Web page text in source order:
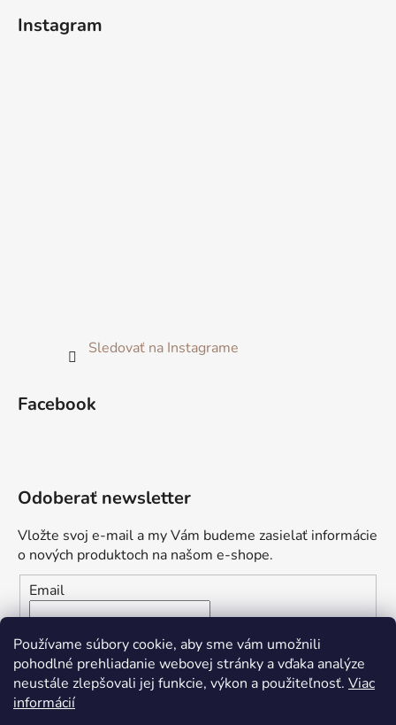
Používame súbory cookie, aby sme vám umožnili
pohodlné prehliadanie webovej stránky a vďaka analýze
neustále zlepšovali jej funkcie, výkon a použiteľnosť. Viac
informácií
Instagram
Sledovať na Instagrame
Facebook
Odoberať newsletter
Vložte svoj e-mail a my Vám budeme zasielať informácie
o nových produktoch na našom e-shope.
Email
Vložením e-mailu súhlasíte s
podmienkami ochrany
osobných údajov
PRIHLÁSIŤ SA